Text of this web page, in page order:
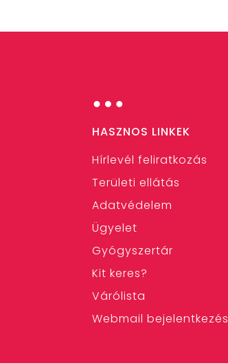
…
HASZNOS LINKEK
Hírlevél feliratkozás
Területi ellátás
Adatvédelem
Ügyelet
Gyógyszertár
Kit keres?
Várólista
Webmail bejelentkezés